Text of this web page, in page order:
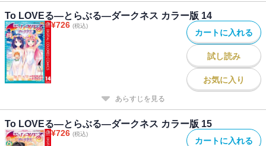
To LOVEる―とらぶる―ダークネス カラー版 14
¥726 (税込)
カートに入れる
試し読み
お気に入り
あらすじを見る
To LOVEる―とらぶる―ダークネス カラー版 15
¥726 (税込)
カートに入れる